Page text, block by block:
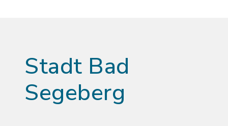
Stadt Bad
Segeberg